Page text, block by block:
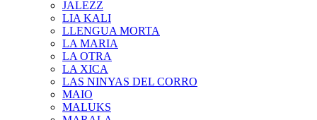
JALEZZ
LIA KALI
LLENGUA MORTA
LA MARIA
LA OTRA
LA XICA
LAS NINYAS DEL CORRO
MAIO
MALUKS